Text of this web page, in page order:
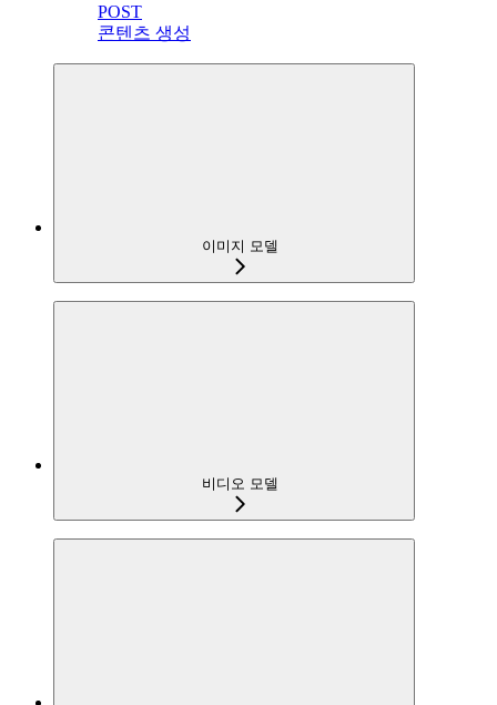
POST
콘텐츠 생성
이미지 모델
비디오 모델